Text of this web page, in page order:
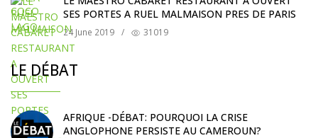
SES PORTES A RUEL MALMAISON PRES DE PARIS
24 June 2019 / 31019
LE DÉBAT
AFRIQUE -DÉBAT: POURQUOI LA CRISE
ANGLOPHONE PERSISTE AU CAMEROUN?